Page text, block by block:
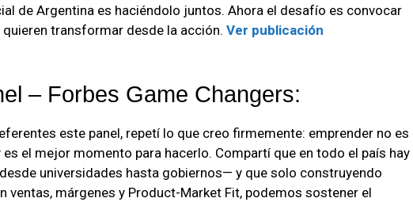
de Argentina es haciéndolo juntos. Ahora el desafío es convocar
transformar desde la acción. Ver publicación
– Forbes Game Changers:
este panel, repetí lo que creo firmemente: emprender no es
el mejor momento para hacerlo. Compartí que en todo el país hay
universidades hasta gobiernos— y que solo construyendo
ventas, márgenes y Product-Market Fit, podemos sostener el